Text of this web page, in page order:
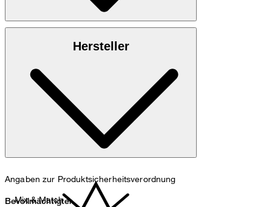
Maschinenwäsche bei 30°C schonend
Hersteller
Angaben zur Produktsicherheitsverordnung
Bevollmächtigter
Mix & Match